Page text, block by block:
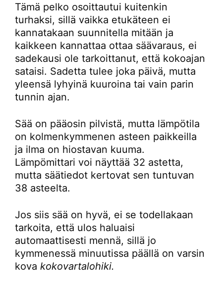
Tämä pelko osoittautui kuitenkin
turhaksi, sillä vaikka etukäteen ei
kannatakaan suunnitella mitään ja
kaikkeen kannattaa ottaa säävaraus, ei
sadekausi ole tarkoittanut, että kokoajan
sataisi. Sadetta tulee joka päivä, mutta
yleensä lyhyinä kuuroina tai vain parin
tunnin ajan.
Sää on pääosin pilvistä, mutta lämpötila
on kolmenkymmenen asteen paikkeilla
ja ilma on hiostavan kuuma.
Lämpömittari voi näyttää 32 astetta,
mutta säätiedot kertovat sen tuntuvan
38 asteelta.
Jos siis sää on hyvä, ei se todellakaan
tarkoita, että ulos haluaisi
automaattisesti mennä, sillä jo
kymmenessä minuutissa päällä on varsin
kova kokovartalohiki.